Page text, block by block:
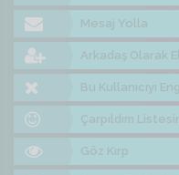
Mesaj Yolla
Arkadaş Olarak
Bu Kullanıcıyı
Çarpıldım
Göz Kırp